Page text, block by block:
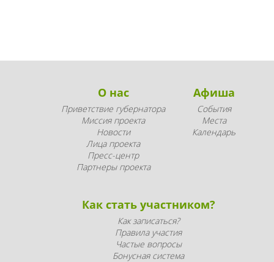
О нас
Приветствие губернатора
Миссия проекта
Новости
Лица проекта
Пресс-центр
Партнеры проекта
Афиша
События
Места
Календарь
Как стать участником?
Как записаться?
Правила участия
Частые вопросы
Бонусная система